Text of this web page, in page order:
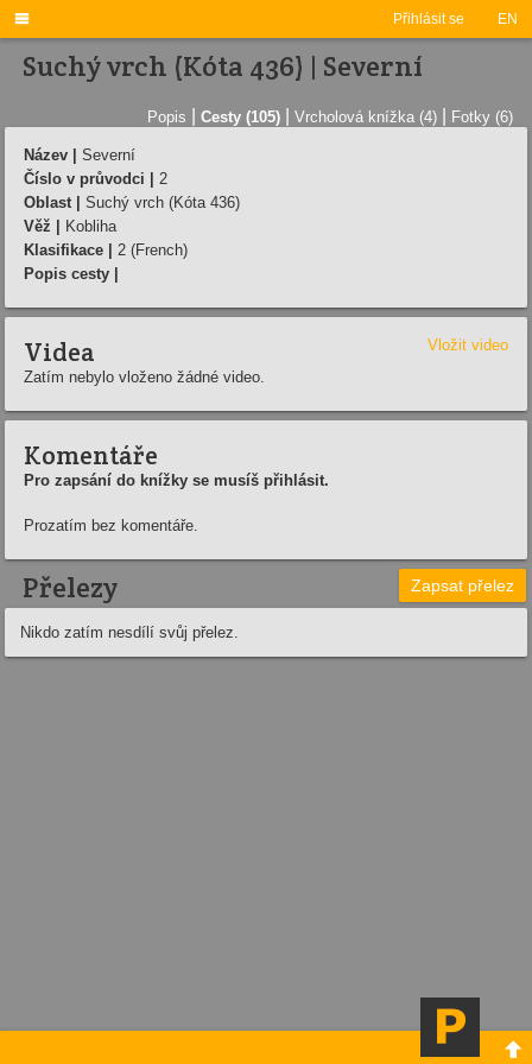
Přihlásit se EN

Suchý vrch (Kóta 436) | Severní­
Popis Cesty (105) Vrcholová knížka (4) Fotky (6)
Název |
Severní­
Číslo v průvodci |
2
Oblast |
Suchý vrch (Kóta 436)
Věž |
Kobliha
Klasifikace |
2 (French)
Popis cesty |
Videa
Vložit video
Zatím nebylo vloženo žádné video.
Komentáře
Pro zapsání do knížky se musíš přihlásit.
Prozatím bez komentáře.
Přelezy Zapsat přelez
Nikdo zatím nesdílí svůj přelez.
